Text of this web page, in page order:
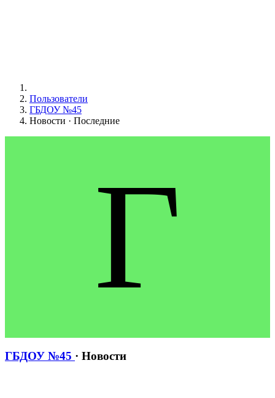
Пользователи
ГБДОУ №45
Новости · Последние
Г
ГБДОУ №45 · Новости